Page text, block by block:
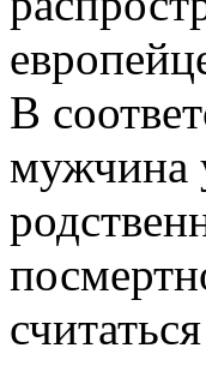
В
мужчина